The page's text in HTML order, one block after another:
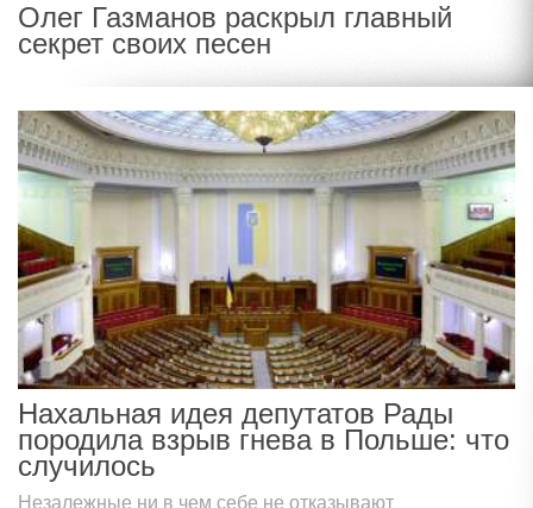
Олег Газманов раскрыл главный
секрет своих песен
Нахальная идея депутатов Рады
породила взрыв гнева в Польше: что
случилось
Незалежные ни в чем себе не отказывают